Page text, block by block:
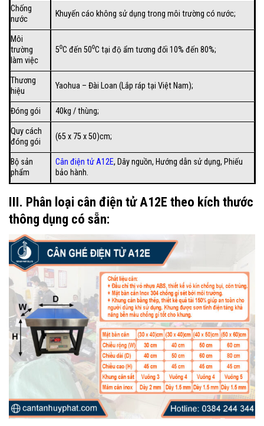
Chống
nước
Khuyến cáo không sử dụng trong môi trường có nước;
Môi
trường
làm việc
5⁰C đến 50⁰C tại độ ẩm tương đối 10% đến 80%;
Thương
hiệu
Yaohua – Đài Loan (Lắp ráp tại Việt Nam);
Đóng gói
40kg / thùng;
Quy cách
đóng gói
(65 x 75 x 50)cm;
Bộ sản
phẩm
Cân điện tử A12E, Dây nguồn, Hướng dẫn sử dụng, Phiếu
bảo hành.
III. Phân loại cân điện tử A12E theo kích thước
thông dụng có sẵn: